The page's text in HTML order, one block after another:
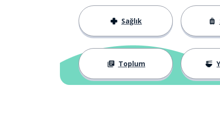
Sağlık
Toplum